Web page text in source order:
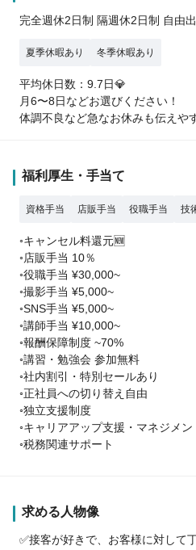
完全週休2日制 隔週休2日制 自由
夏季休暇あり 冬季休暇あり
平均休日数：9.7日💎
月6〜8日などお選びください！
体調不良など急なお休みも伝えや
福利厚生・手当て
資格手当 店販手当 役職手当 技
◦キャンセル料還元🆕
◦店販手当 10％
◦役職手当 ¥30,000~
◦撮影手当 ¥5,000~
◦SNS手当 ¥5,000~
◦講師手当 ¥10,000~
◦報酬保障制度 ~70%
◦講習・勉強会 参加無料
◦社内割引・特別セールあり
◦正社員への切り替え自由
◦独立支援制度
◦キャリアアップ支援・マネジメ
◦税務関連サポート
求める人物像
✅接客が好きで、お客様に対して